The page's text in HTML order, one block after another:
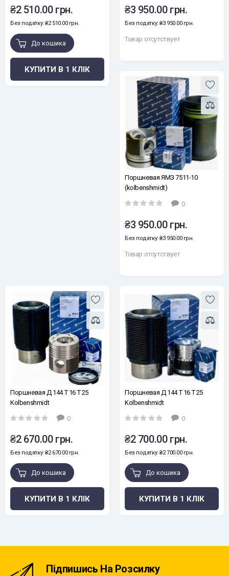
₴2 510.00 грн.
Без податку: ₴2 510.00 грн.
До кошика
КУПИТИ В 1 КЛІК
₴3 950.00 грн.
Без податку: ₴3 950.00 грн.
Товар отсутствует
Поршневая ЯМЗ 7511-10
(kolbenshmidt)
0
₴3 950.00 грн.
Без податку: ₴3 950.00 грн.
Товар отсутствует
Поршневая Д 144 Т 16 Т 25
Kolbenshmidt
0
₴2 670.00 грн.
Без податку: ₴2 670.00 грн.
До кошика
КУПИТИ В 1 КЛІК
Поршневая Д 144 Т 16 Т 25
Kolbenshmidt
0
₴2 700.00 грн.
Без податку: ₴2 700.00 грн.
До кошика
КУПИТИ В 1 КЛІК
Підпишись На Розсилку